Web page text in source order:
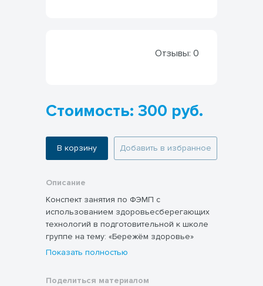
Отзывы: 0
Стоимость: 300 руб.
В корзину Добавить в избранное
Описание
Конспект занятия по ФЭМП с
использованием здоровьесберегающих
технологий в подготовительной к школе
группе на тему: «Бережём здоровье»
Показать полностью
Поделиться материалом